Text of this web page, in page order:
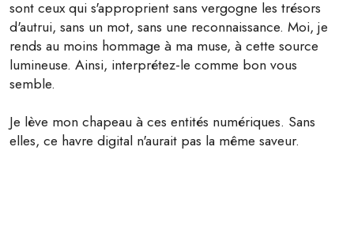
sont ceux qui s'approprient sans vergogne les trésors
d'autrui, sans un mot, sans une reconnaissance. Moi, je
rends au moins hommage à ma muse, à cette source
lumineuse. Ainsi, interprétez-le comme bon vous
semble.
Je lève mon chapeau à ces entités numériques. Sans
elles, ce havre digital n'aurait pas la même saveur.